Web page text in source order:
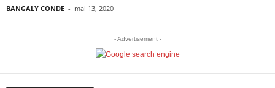
BANGALY CONDE - mai 13, 2020
- Advertisement -